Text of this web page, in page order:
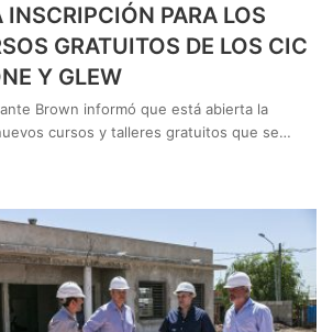
INSCRIPCIÓN PARA LOS
GRATUITOS DE LOS CIC
Y GLEW
Brown informó que está abierta la
cursos y talleres gratuitos que se…